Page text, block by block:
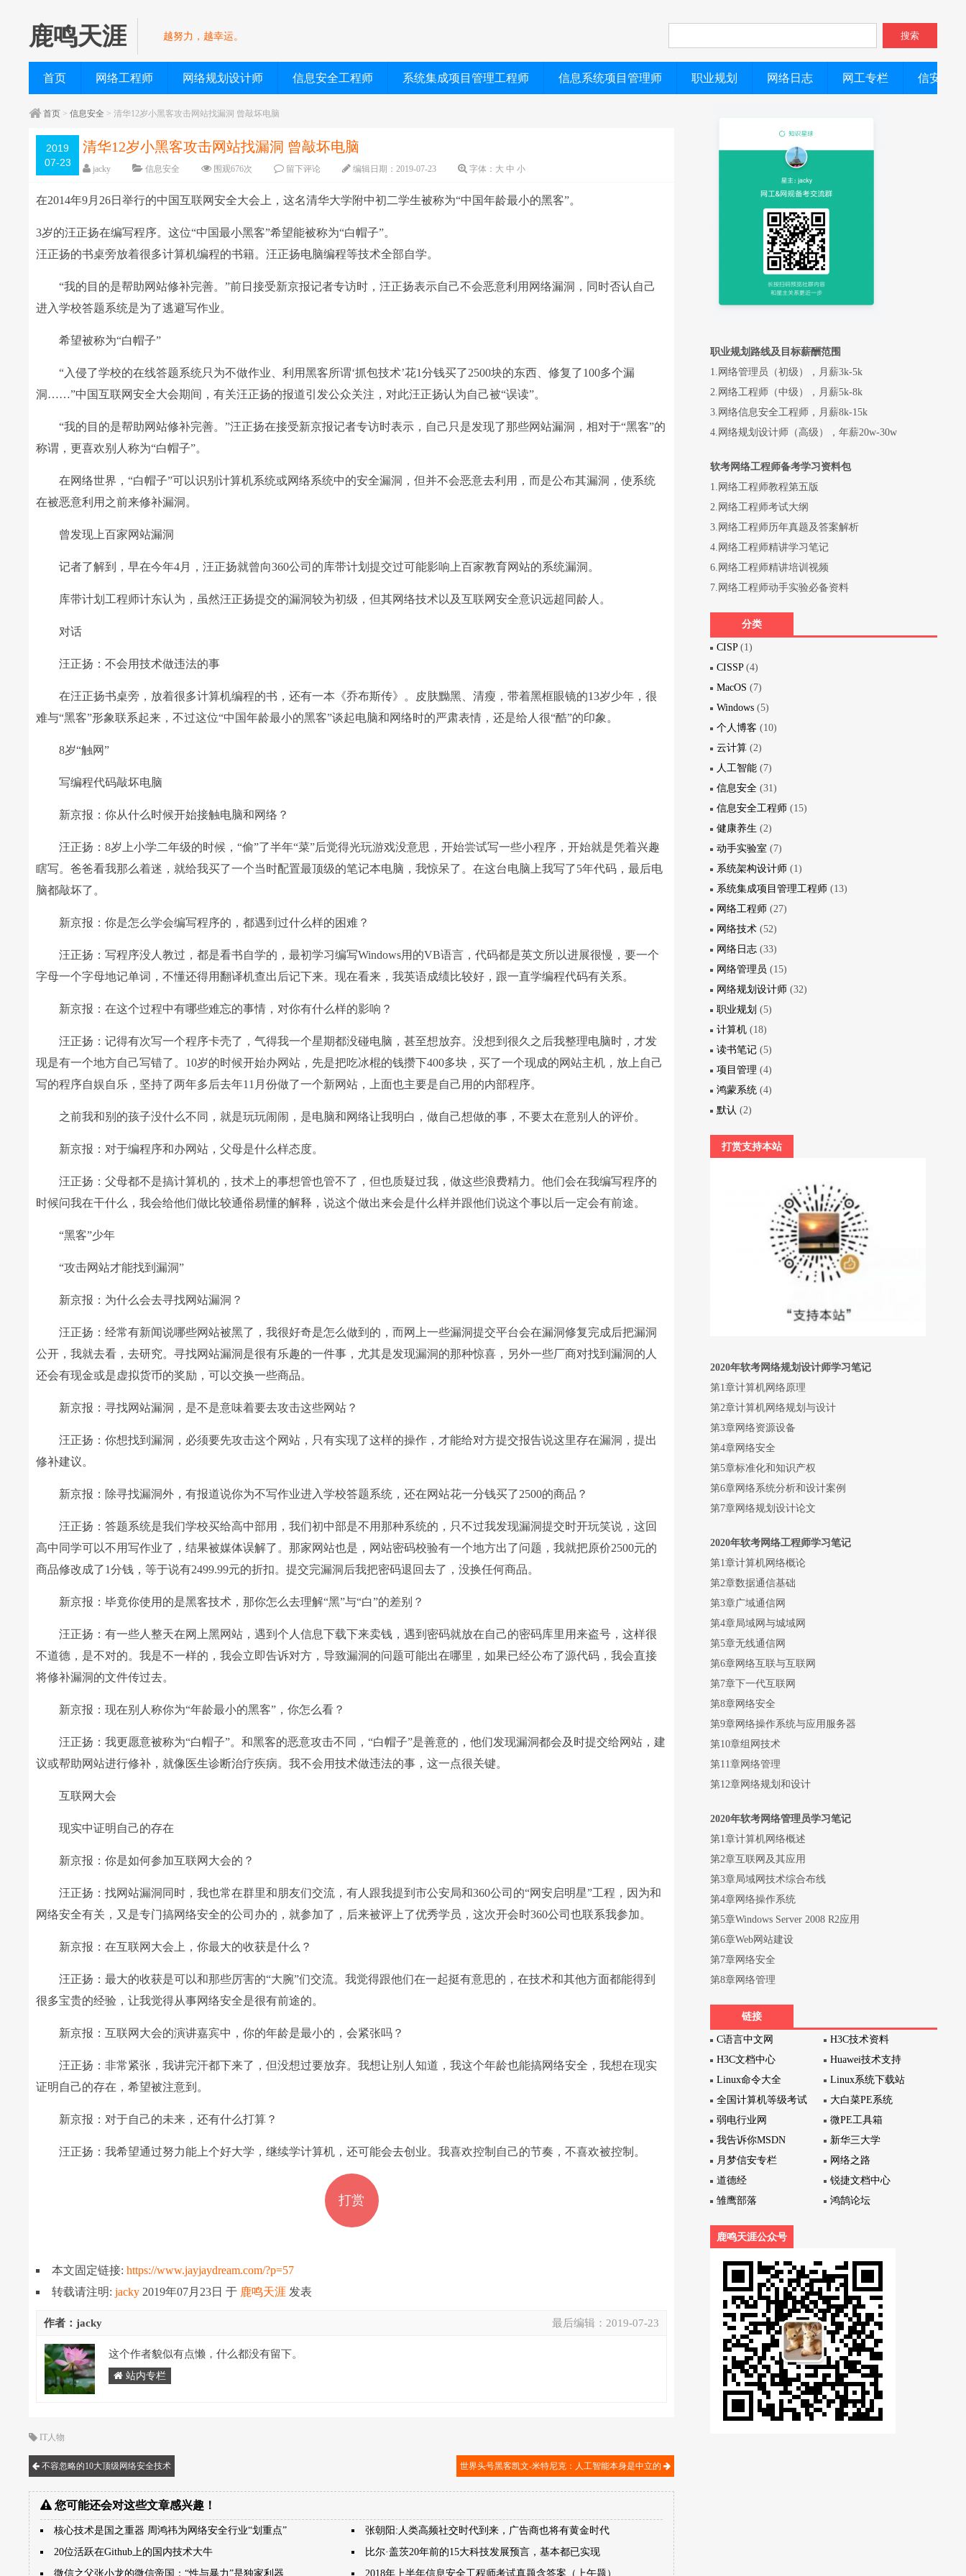
鹿鸣天涯 越努力，越幸运。 搜索
首页 网络工程师 网络规划设计师 信息安全工程师 系统集成项目管理工程师 信息系统项目管理师 职业规划 网络日志 网工专栏 信安专栏
首页 >信息安全 > 清华12岁小黑客攻击网站找漏洞 曾敲坏电脑
2019
07-23
清华12岁小黑客攻击网站找漏洞 曾敲坏电脑
jacky 信息安全 围观676次 留下评论 编辑日期：2019-07-23 字体： 大 中 小
在2014年9月26日举行的中国互联网安全大会上，这名清华大学附中初二学生被称为“中国年龄最小的黑客”。
3岁的汪正扬在编写程序。这位“中国最小黑客”希望能被称为“白帽子”。
汪正扬的书桌旁放着很多计算机编程的书籍。汪正扬电脑编程等技术全部自学。
“我的目的是帮助网站修补完善。”前日接受新京报记者专访时，汪正扬表示自己不会恶意利用网络漏洞，同时否认自己
进入学校答题系统是为了逃避写作业。
希望被称为“白帽子”
“入侵了学校的在线答题系统只为不做作业、利用黑客所谓‘抓包技术’花1分钱买了2500块的东西、修复了100多个漏
洞……”中国互联网安全大会期间，有关汪正扬的报道引发公众关注，对此汪正扬认为自己被“误读”。
“我的目的是帮助网站修补完善。”汪正扬在接受新京报记者专访时表示，自己只是发现了那些网站漏洞，相对于“黑客”的
称谓，更喜欢别人称为“白帽子”。
在网络世界，“白帽子”可以识别计算机系统或网络系统中的安全漏洞，但并不会恶意去利用，而是公布其漏洞，使系统
在被恶意利用之前来修补漏洞。
曾发现上百家网站漏洞
记者了解到，早在今年4月，汪正扬就曾向360公司的库带计划提交过可能影响上百家教育网站的系统漏洞。
库带计划工程师计东认为，虽然汪正扬提交的漏洞较为初级，但其网络技术以及互联网安全意识远超同龄人。
对话
汪正扬：不会用技术做违法的事
在汪正扬书桌旁，放着很多计算机编程的书，还有一本《乔布斯传》。皮肤黝黑、清瘦，带着黑框眼镜的13岁少年，很
难与“黑客”形象联系起来，不过这位“中国年龄最小的黑客”谈起电脑和网络时的严肃表情，还是给人很“酷”的印象。
8岁“触网”
写编程代码敲坏电脑
新京报：你从什么时候开始接触电脑和网络？
汪正扬：8岁上小学二年级的时候，“偷”了半年“菜”后觉得光玩游戏没意思，开始尝试写一些小程序，开始就是凭着兴趣
瞎写。爸爸看我那么着迷，就给我买了一个当时配置最顶级的笔记本电脑，我惊呆了。在这台电脑上我写了5年代码，最后电
脑都敲坏了。
新京报：你是怎么学会编写程序的，都遇到过什么样的困难？
汪正扬：写程序没人教过，都是看书自学的，最初学习编写Windows用的VB语言，代码都是英文所以进展很慢，要一个
字母一个字母地记单词，不懂还得用翻译机查出后记下来。现在看来，我英语成绩比较好，跟一直学编程代码有关系。
新京报：在这个过程中有哪些难忘的事情，对你有什么样的影响？
汪正扬：记得有次写一个程序卡壳了，气得我一个星期都没碰电脑，甚至想放弃。没想到很久之后我整理电脑时，才发
现是有一个地方自己写错了。10岁的时候开始办网站，先是把吃冰棍的钱攒下400多块，买了一个现成的网站主机，放上自己
写的程序自娱自乐，坚持了两年多后去年11月份做了一个新网站，上面也主要是自己用的内部程序。
之前我和别的孩子没什么不同，就是玩玩闹闹，是电脑和网络让我明白，做自己想做的事，不要太在意别人的评价。
新京报：对于编程序和办网站，父母是什么样态度。
汪正扬：父母都不是搞计算机的，技术上的事想管也管不了，但也质疑过我，做这些浪费精力。他们会在我编写程序的
时候问我在干什么，我会给他们做比较通俗易懂的解释，说这个做出来会是什么样并跟他们说这个事以后一定会有前途。
“黑客”少年
“攻击网站才能找到漏洞”
新京报：为什么会去寻找网站漏洞？
汪正扬：经常有新闻说哪些网站被黑了，我很好奇是怎么做到的，而网上一些漏洞提交平台会在漏洞修复完成后把漏洞
公开，我就去看，去研究。寻找网站漏洞是很有乐趣的一件事，尤其是发现漏洞的那种惊喜，另外一些厂商对找到漏洞的人
还会有现金或是虚拟货币的奖励，可以交换一些商品。
新京报：寻找网站漏洞，是不是意味着要去攻击这些网站？
汪正扬：你想找到漏洞，必须要先攻击这个网站，只有实现了这样的操作，才能给对方提交报告说这里存在漏洞，提出
修补建议。
新京报：除寻找漏洞外，有报道说你为不写作业进入学校答题系统，还在网站花一分钱买了2500的商品？
汪正扬：答题系统是我们学校买给高中部用，我们初中部是不用那种系统的，只不过我发现漏洞提交时开玩笑说，这回
高中同学可以不用写作业了，结果被媒体误解了。那家网站也是，网站密码校验有一个地方出了问题，我就把原价2500元的
商品修改成了1分钱，等于说有2499.99元的折扣。提交完漏洞后我把密码退回去了，没换任何商品。
新京报：毕竟你使用的是黑客技术，那你怎么去理解“黑”与“白”的差别？
汪正扬：有一些人整天在网上黑网站，遇到个人信息下载下来卖钱，遇到密码就放在自己的密码库里用来盗号，这样很
不道德，是不对的。我是不一样的，我会立即告诉对方，导致漏洞的问题可能出在哪里，如果已经公布了源代码，我会直接
将修补漏洞的文件传过去。
新京报：现在别人称你为“年龄最小的黑客”，你怎么看？
汪正扬：我更愿意被称为“白帽子”。和黑客的恶意攻击不同，“白帽子”是善意的，他们发现漏洞都会及时提交给网站，建
议或帮助网站进行修补，就像医生诊断治疗疾病。我不会用技术做违法的事，这一点很关键。
互联网大会
现实中证明自己的存在
新京报：你是如何参加互联网大会的？
汪正扬：找网站漏洞同时，我也常在群里和朋友们交流，有人跟我提到市公安局和360公司的“网安启明星”工程，因为和
网络安全有关，又是专门搞网络安全的公司办的，就参加了，后来被评上了优秀学员，这次开会时360公司也联系我参加。
新京报：在互联网大会上，你最大的收获是什么？
汪正扬：最大的收获是可以和那些厉害的“大腕”们交流。我觉得跟他们在一起挺有意思的，在技术和其他方面都能得到
很多宝贵的经验，让我觉得从事网络安全是很有前途的。
新京报：互联网大会的演讲嘉宾中，你的年龄是最小的，会紧张吗？
汪正扬：非常紧张，我讲完汗都下来了，但没想过要放弃。我想让别人知道，我这个年龄也能搞网络安全，我想在现实
证明自己的存在，希望被注意到。
新京报：对于自己的未来，还有什么打算？
汪正扬：我希望通过努力能上个好大学，继续学计算机，还可能会去创业。我喜欢控制自己的节奏，不喜欢被控制。
打赏
本文固定链接:https://www.jayjaydream.com/?p=57
转载请注明:jacky 2019年07月23日于 鹿鸣天涯 发表
最后编辑： 2019-07-23
作者：jacky
这个作者貌似有点懒，什么都没有留下。
站内专栏
IT人物
不容忽略的10大顶级网络安全技术 世界头号黑客凯文-米特尼克：人工智能本身是中立的
您可能还会对这些文章感兴趣！
核心技术是国之重器 周鸿祎为网络安全行业“划重点”
张朝阳:人类高频社交时代到来，广告商也将有黄金时代
20位活跃在Github上的国内技术大牛
比尔·盖茨20年前的15大科技发展预言，基本都已实现
微信之父张小龙的微信帝国：“性与暴力”是独家利器
2018年上半年信息安全工程师考试真题含答案（上午题）
职业规划路线及目标薪酬范围
1.网络管理员（初级），月薪3k-5k
2.网络工程师（中级），月薪5k-8k
3.网络信息安全工程师，月薪8k-15k
4.网络规划设计师（高级），年薪20w-30w
软考网络工程师备考学习资料包
1.网络工程师教程第五版
2.网络工程师考试大纲
3.网络工程师历年真题及答案解析
4.网络工程师精讲学习笔记
6.网络工程师精讲培训视频
7.网络工程师动手实验必备资料
分类
CISP(1)
CISSP(4)
MacOS (7)
Windows (5)
个人博客 (10)
云计算 (2)
人工智能 (7)
信息安全 (31)
信息安全工程师 (15)
健康养生 (2)
动手实验室 (7)
系统架构设计师 (1)
系统集成项目管理工程师 (13)
网络工程师 (27)
网络技术 (52)
网络日志 (33)
网络管理员 (15)
网络规划设计师 (32)
职业规划 (5)
计算机 (18)
读书笔记 (5)
项目管理 (4)
鸿蒙系统 (4)
默认 (2)
打赏支持本站
2020年软考网络规划设计师学习笔记
第1章计算机网络原理
第2章计算机网络规划与设计
第3章网络资源设备
第4章网络安全
第5章标准化和知识产权
第6章网络系统分析和设计案例
第7章网络规划设计论文
2020年软考网络工程师学习笔记
第1章计算机网络概论
第2章数据通信基础
第3章广域通信网
第4章局域网与城域网
第5章无线通信网
第6章网络互联与互联网
第7章下一代互联网
第8章网络安全
第9章网络操作系统与应用服务器
第10章组网技术
第11章网络管理
第12章网络规划和设计
2020年软考网络管理员学习笔记
第1章计算机网络概述
第2章互联网及其应用
第3章局域网技术综合布线
第4章网络操作系统
第5章Windows Server 2008 R2应用
第6章Web网站建设
第7章网络安全
第8章网络管理
链接
C语言中文网
H3C技术资料
H3C文档中心
Huawei技术支持
Linux命令大全
Linux系统下载站
全国计算机等级考试
大白菜PE系统
弱电行业网
微PE工具箱
我告诉你MSDN
新华三大学
月梦信安专栏
网络之路
道德经
锐捷文档中心
雏鹰部落
鸿鹄论坛
鹿鸣天涯公众号